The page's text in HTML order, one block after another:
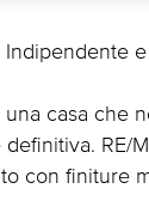
Indipendente
una casa che
definitiva. RE/
con finiture